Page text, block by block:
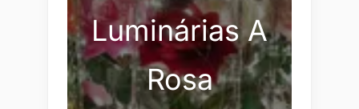
Luminárias A
Rosa